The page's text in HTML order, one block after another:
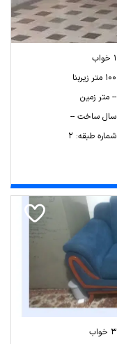
1 خواب
100 متر زیربنا
-- متر زمین
سال ساخت --
شماره طبقه: 2
3 خواب